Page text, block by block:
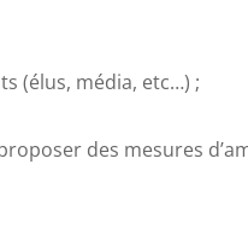
(élus, média, etc…) ;
des mesures